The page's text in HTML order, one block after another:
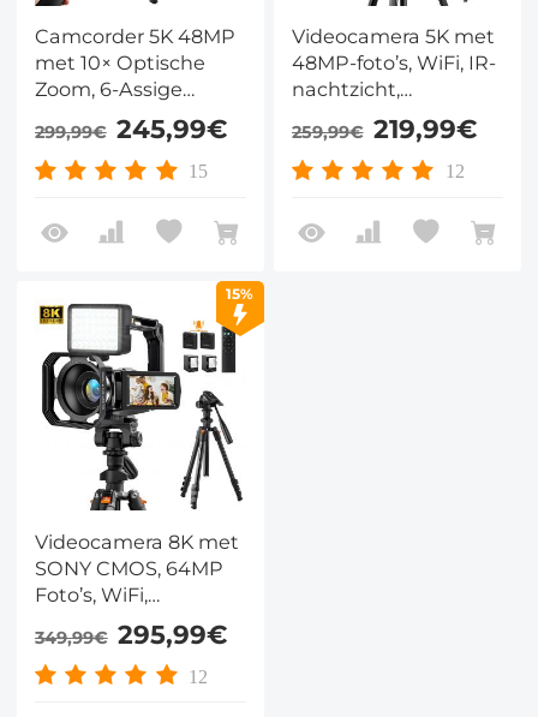
Camcorder 5K 48MP
met 10× Optische
Zoom, 6-Assige
Stabilisatie, WiFi en
Statief
299,99€ 245,99€
15
Videocamera 5K met
48MP-foto’s, WiFi, IR-
nachtzicht,
touchscreen en
statief
259,99€ 219,99€
12
15%
Videocamera 8K met
SONY CMOS, 64MP
Foto’s, WiFi,
Nachtzicht, Microfoon
en Statief
349,99€ 295,99€
12